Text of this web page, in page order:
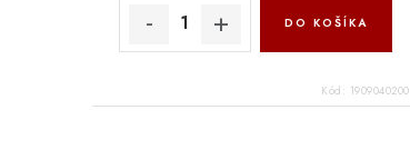
DO KOŠÍKA
Kód: 1909040200